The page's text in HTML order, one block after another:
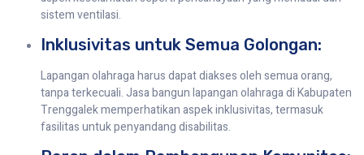
sistem ventilasi.
Inklusivitas untuk Semua Golongan:
Lapangan olahraga harus dapat diakses oleh semua orang,
tanpa terkecuali. Jasa bangun lapangan olahraga di Kabupaten
Trenggalek memperhatikan aspek inklusivitas, termasuk
fasilitas untuk penyandang disabilitas.